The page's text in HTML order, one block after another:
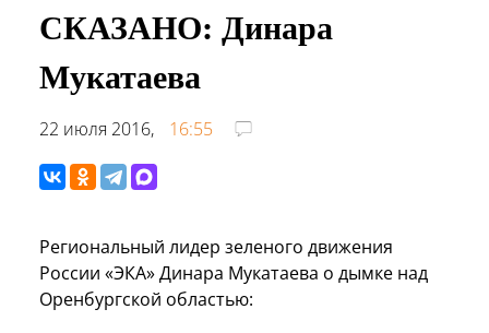
СКАЗАНО: Динара
Мукатаева
22 июля 2016, 16:55
Региональный лидер зеленого движения
России «ЭКА» Динара Мукатаева о дымке над
Оренбургской областью: